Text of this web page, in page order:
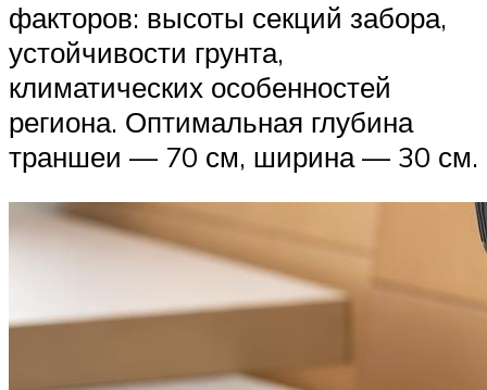
факторов: высоты секций забора,
устойчивости грунта,
климатических особенностей
региона. Оптимальная глубина
траншеи — 70 см, ширина — 30 см.